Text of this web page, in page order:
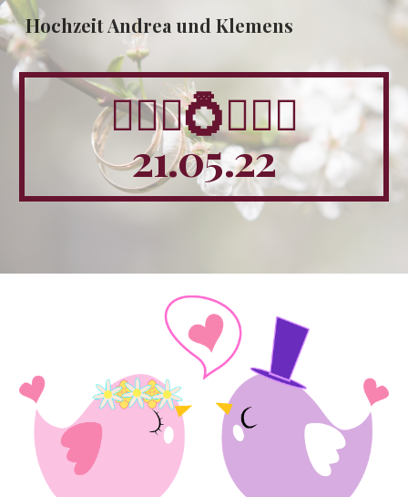
Skip to main content Skip to navigation
Hochzeit Andrea und Klemens
👰🏻‍♀️💍🤵🏻‍♂️
21.05.22